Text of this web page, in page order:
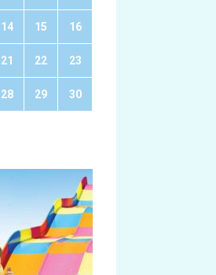
14 15 16
21 22 23
28 29 30